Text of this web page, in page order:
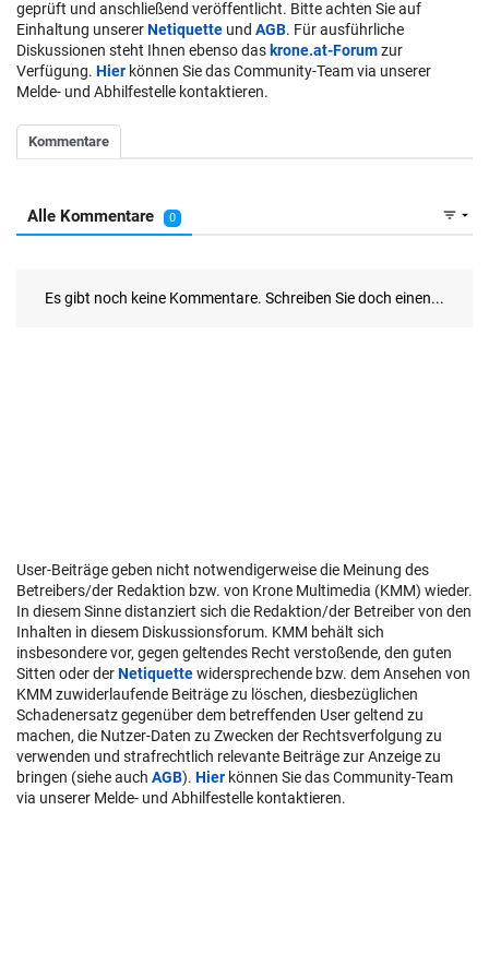
geprüft und anschließend veröffentlicht. Bitte achten Sie auf
Einhaltung unsererNetiquette und AGB. Für ausführliche
Diskussionen steht Ihnen ebenso das krone.at-Forumzur
Verfügung. Hier können Sie das Community-Team via unserer
Melde- und Abhilfestelle kontaktieren.
User-Beiträge geben nicht notwendigerweise die Meinung des
Betreibers/der Redaktion bzw. von Krone Multimedia (KMM) wieder.
In diesem Sinne distanziert sich die Redaktion/der Betreiber von den
Inhalten in diesem Diskussionsforum. KMM behält sich
insbesondere vor, gegen geltendes Recht verstoßende, den guten
Sitten oder derNetiquettewidersprechende bzw. dem Ansehen von
KMM zuwiderlaufende Beiträge zu löschen, diesbezüglichen
Schadenersatz gegenüber dem betreffenden User geltend zu
machen, die Nutzer-Daten zu Zwecken der Rechtsverfolgung zu
verwenden und strafrechtlich relevante Beiträge zur Anzeige zu
bringen (siehe auch AGB). Hier können Sie das Community-Team
via unserer Melde- und Abhilfestelle kontaktieren.